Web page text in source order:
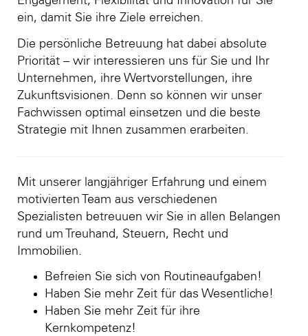
ein, damit Sie ihre Ziele erreichen.
Die persönliche Betreuung hat dabei absolute
Priorität – wir interessieren uns für Sie und Ihr
Unternehmen, ihre Wertvorstellungen, ihre
Zukunftsvisionen. Denn so können wir unser
Fachwissen optimal einsetzen und die beste
Strategie mit Ihnen zusammen erarbeiten.
Mit unserer langjähriger Erfahrung und einem
motivierten Team aus verschiedenen
Spezialisten betreuuen wir Sie in allen Belangen
rund um Treuhand, Steuern, Recht und
Immobilien.
Befreien Sie sich von Routineaufgaben!
Haben Sie mehr Zeit für das Wesentliche!
Haben Sie mehr Zeit für ihre
Kernkompetenz!